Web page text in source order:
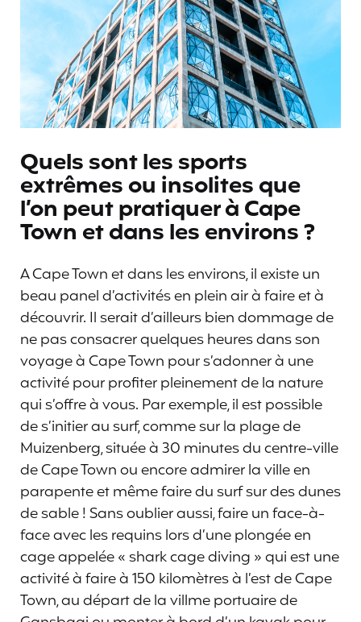
Quels sont les sports
extrêmes ou insolites que
l’on peut pratiquer à Cape
Town et dans les environs ?
A Cape Town et dans les environs, il existe un
beau panel d’activités en plein air à faire et à
découvrir. Il serait d’ailleurs bien dommage de
ne pas consacrer quelques heures dans son
voyage à Cape Town pour s’adonner à une
activité pour profiter pleinement de la nature
qui s’offre à vous. Par exemple, il est possible
de s’initier au surf, comme sur la plage de
Muizenberg, située à 30 minutes du centre-ville
de Cape Town ou encore admirer la ville en
parapente et même faire du surf sur des dunes
de sable ! Sans oublier aussi, faire un face-à-
face avec les requins lors d’une plongée en
cage appelée « shark cage diving » qui est une
activité à faire à 150 kilomètres à l’est de Cape
Town, au départ de la villme portuaire de